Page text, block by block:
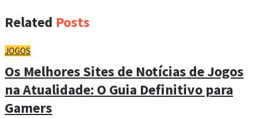
Related Posts
JOGOS
Os Melhores Sites de Notícias de Jogos
na Atualidade: O Guia Definitivo para
Gamers